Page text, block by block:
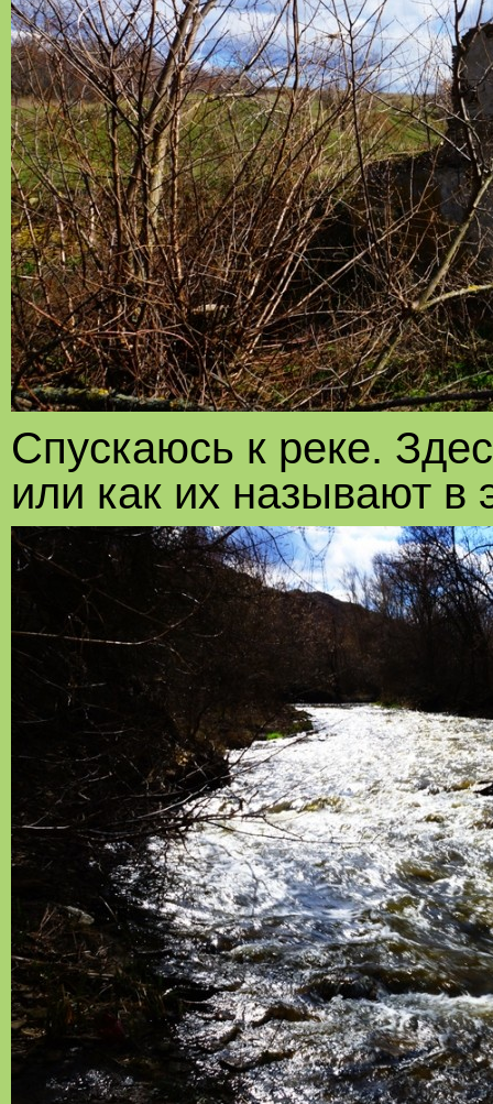
Спускаюсь к реке.
или как их называют в